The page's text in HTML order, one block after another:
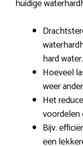
huidige
hard water.
Hoeveel
weer
Het
voordelen
Bijv.
een